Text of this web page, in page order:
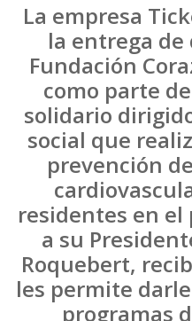
La empresa
la entrega de
Fundación
como parte
solidario
social que
prevención
residentes en el
a su
Roquebert,
les permite
programas